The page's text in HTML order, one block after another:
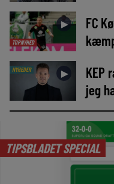
TOPNYHED
►
FC
NYHEDER ►
KEP
jeg
TIPSBLADET SPECIAL